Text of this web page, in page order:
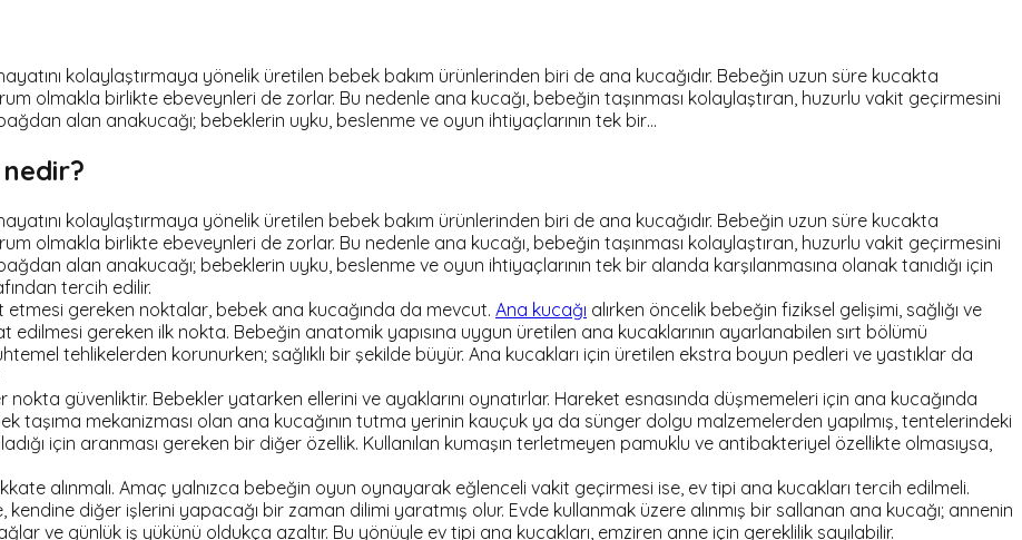
kolaylaştırmaya yönelik üretilen bebek bakım ürünlerinden biri de ana kucağıdır. Bebeğin uzun süre kucakta
olmakla birlikte ebeveynleri de zorlar. Bu nedenle ana kucağı, bebeğin taşınması kolaylaştıran, huzurlu vakit geçirmesini
alan anakucağı; bebeklerin uyku, beslenme ve oyun ihtiyaçlarının tek bir…
kolaylaştırmaya yönelik üretilen bebek bakım ürünlerinden biri de ana kucağıdır. Bebeğin uzun süre kucakta
olmakla birlikte ebeveynleri de zorlar. Bu nedenle ana kucağı, bebeğin taşınması kolaylaştıran, huzurlu vakit geçirmesini
alan anakucağı; bebeklerin uyku, beslenme ve oyun ihtiyaçlarının tek bir alanda karşılanmasına olanak tanıdığı için
tercih edilir.
gereken noktalar, bebek ana kucağında da mevcut. Ana kucağı alırken öncelik bebeğin fiziksel gelişimi, sağlığı ve
edilmesi gereken ilk nokta. Bebeğin anatomik yapısına uygun üretilen ana kucaklarının ayarlanabilen sırt bölümü
tehlikelerden korunurken; sağlıklı bir şekilde büyür. Ana kucakları için üretilen ekstra boyun pedleri ve yastıklar da
güvenliktir. Bebekler yatarken ellerini ve ayaklarını oynatırlar. Hareket esnasında düşmemeleri için ana kucağında
taşıma mekanizması olan ana kucağının tutma yerinin kauçuk ya da sünger dolgu malzemelerden yapılmış, tentelerindeki
için aranması gereken bir diğer özellik. Kullanılan kumaşın terletmeyen pamuklu ve antibakteriyel özellikte olmasıysa,
alınmalı. Amaç yalnızca bebeğin oyun oynayarak eğlenceli vakit geçirmesi ise, ev tipi ana kucakları tercih edilmeli.
diğer işlerini yapacağı bir zaman dilimi yaratmış olur. Evde kullanmak üzere alınmış bir sallanan ana kucağı; annenin
ve günlük iş yükünü oldukça azaltır. Bu yönüyle ev tipi ana kucakları, emziren anne için gereklilik sayılabilir.